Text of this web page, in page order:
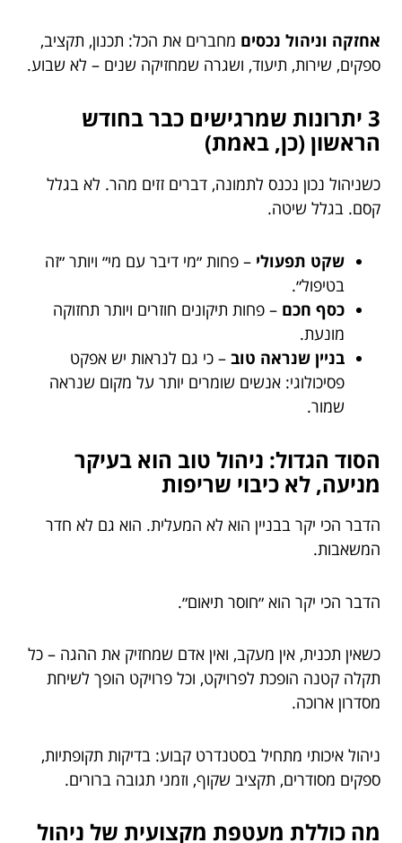
אחזקה וניהול נכסים מחברים את הכל: תכנון, תקציב,
ספקים, שירות, תיעוד, ושגרה שמחזיקה שנים – לא שבוע.
3 יתרונות שמרגישים כבר בחודש
הראשון (כן, באמת)
כשניהול נכון נכנס לתמונה, דברים זזים מהר. לא בגלל
קסם. בגלל שיטה.
שקט תפעולי – פחות ״מי דיבר עם מי״ ויותר ״זה
בטיפול״.
כסף חכם – פחות תיקונים חוזרים ויותר תחזוקה
מונעת.
בניין שנראה טוב – כי גם לנראות יש אפקט
פסיכולוגי: אנשים שומרים יותר על מקום שנראה
שמור.
הסוד הגדול: ניהול טוב הוא בעיקר
מניעה, לא כיבוי שריפות
הדבר הכי יקר בבניין הוא לא המעלית. הוא גם לא חדר
המשאבות.
הדבר הכי יקר הוא ״חוסר תיאום״.
כשאין תכנית, אין מעקב, ואין אדם שמחזיק את ההגה – כל
תקלה קטנה הופכת לפרויקט, וכל פרויקט הופך לשיחת
מסדרון ארוכה.
ניהול איכותי מתחיל בסטנדרט קבוע: בדיקות תקופתיות,
ספקים מסודרים, תקציב שקוף, וזמני תגובה ברורים.
מה כוללת מעטפת מקצועית של ניהול